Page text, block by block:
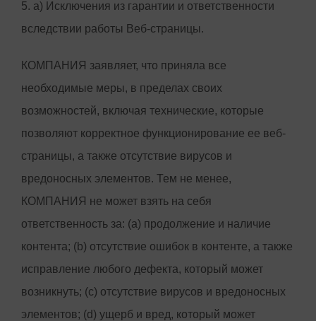
5. a) Исключения из гарантии и ответственности
вследствии работы Веб-страницы.
КОМПАНИЯ заявляет, что приняла все
необходимые меры, в пределах своих
возможностей, включая технические, которые
позволяют корректное функционирование ее веб-
страницы, а также отсутствие вирусов и
вредоносных элементов. Тем не менее,
КОМПАНИЯ не может взять на себя
ответственность за: (a) продолжение и наличие
контента; (b) отсутствие ошибок в контенте, а также
исправление любого дефекта, который может
возникнуть; (с) отсутствие вирусов и вредоносных
элементов; (d) ущерб и вред, который может